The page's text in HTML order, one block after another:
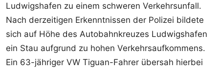
Ludwigshafen zu einem schweren Verkehrsunfall.
Nach derzeitigen Erkenntnissen der Polizei bildete
sich auf Höhe des Autobahnkreuzes Ludwigshafen
ein Stau aufgrund zu hohen Verkehrsaufkommens.
Ein 63-jähriger VW Tiguan-Fahrer übersah hierbei